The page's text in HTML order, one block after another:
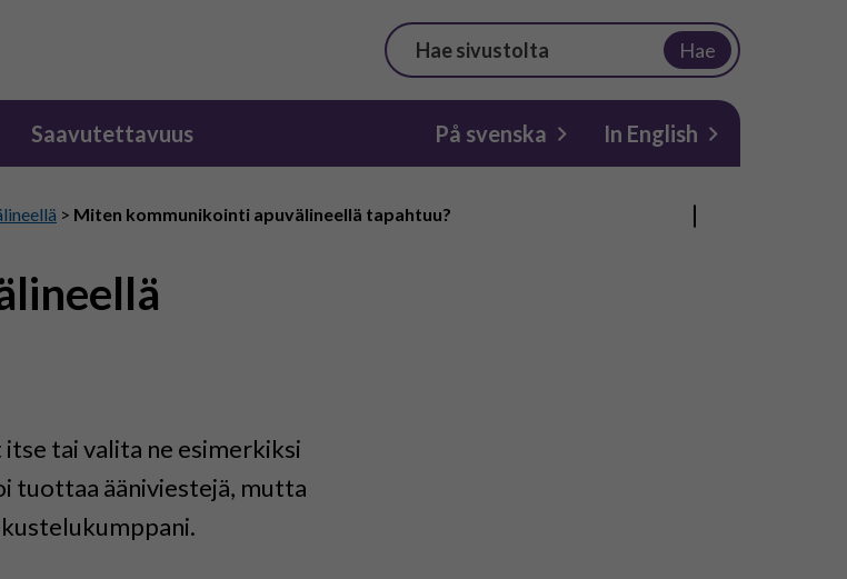
Hae
Saavutettavuus På svenska In English
> Miten kommunikointi apuvälineellä tapahtuu?
tai valita ne esimerkiksi
tuottaa ääniviestejä, mutta